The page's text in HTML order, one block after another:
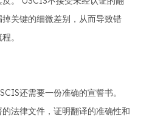
关键的细微差别，从而导致错
。
还需要一份准确的宣誓书。
法律文件，证明翻译的准确性和